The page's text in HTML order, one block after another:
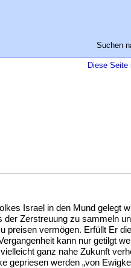
Suchen
Diese Seite
Israel in den Mund gelegt
Zerstreuung zu sammeln
preisen vermögen. Erfüllt Er
kann nur getilgt
ganz nahe Zukunft
gepriesen werden „von